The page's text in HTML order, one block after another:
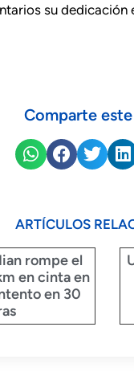
su
Comparte
ARTÍCULOS
rompe el
en cinta en
en 30